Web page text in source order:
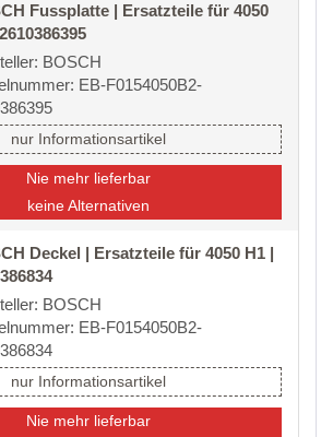
Fussplatte | Ersatzteile für 4050
BOSCH
EB-F0154050B2-
nur Informationsartikel
Nie mehr lieferbar
keine Alternativen
Deckel | Ersatzteile für 4050 H1 |
BOSCH
EB-F0154050B2-
nur Informationsartikel
Nie mehr lieferbar